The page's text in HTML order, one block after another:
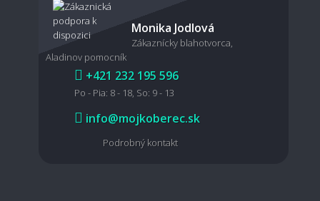
Dá sa koberec povysávať robotickým
vysávačom?
Je možné koberec čistiť mokrou cestou?
Monika Jodlová
Zákaznícky blahotvorca,
Aladinov pomocník
+421 232 195 596
Po - Pia: 8 - 18, So: 9 - 13
info@mojkoberec.sk
Podrobný kontakt